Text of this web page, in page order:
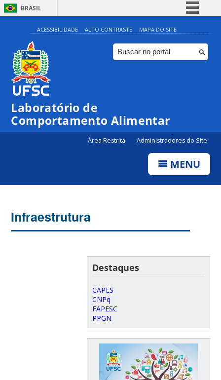
BRASIL
Simplifique!
Comunica BR
Participe
ACESSIBILIDADE ALTO CONTRASTE MAPA DO SITE
Laboratório de
Comportamento Alimentar
Área Restrita Administradores do Site
MENU
Infraestrutura
Destaques
CAPES
CNPq
FAPESC
PPGN